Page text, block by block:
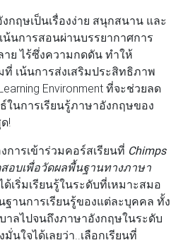
กฤษเป็นเรื่องง่าย สนุกสนาน และ
น้นการสอนผ่านบรรยากาศการ
าย ไร้ซึ่งความกดดัน ทำให้
ที่ เน้นการส่งเสริมประสิทธิภาพ
Environment ที่จะช่วยลด
ในการเรียนรู้ภาษาอังกฤษของ
!
ารเข้าร่วมคอร์สเรียนที่ Chimps
อบเพื่อวัดผลพื้นฐานทางภาษา
ด้เริ่มเรียนรู้ในระดับที่เหมาะสมอ
านการเรียนรู้ของแต่ละบุคคล ทั้ง
าลไปจนถึงภาษาอังกฤษในระดับ
นใจได้เลยว่า..เลือกเรียนที่